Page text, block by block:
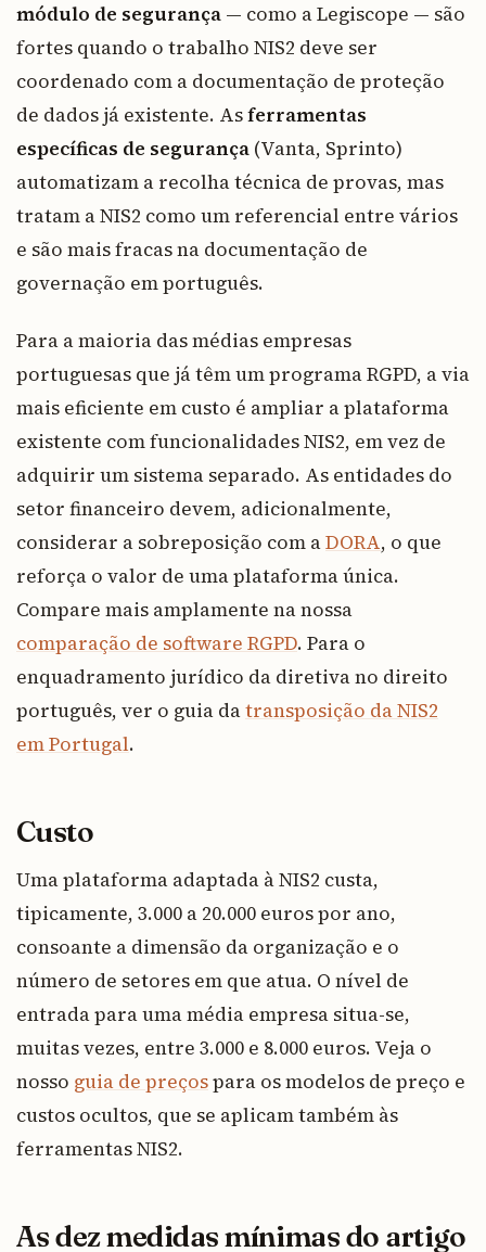
módulo de segurança — como a Legiscope — são
fortes quando o trabalho NIS2 deve ser
coordenado com a documentação de proteção
de dados já existente. Asferramentas
específicas de segurança (Vanta, Sprinto)
automatizam a recolha técnica de provas, mas
tratam a NIS2 como um referencial entre vários
e são mais fracas na documentação de
governação em português.
Para a maioria das médias empresas
portuguesas que já têm um programa RGPD, a via
mais eficiente em custo é ampliar a plataforma
existente com funcionalidades NIS2, em vez de
adquirir um sistema separado. As entidades do
setor financeiro devem, adicionalmente,
considerar a sobreposição com aDORA, o que
reforça o valor de uma plataforma única.
Compare mais amplamente na nossa
comparação de software RGPD. Para o
enquadramento jurídico da diretiva no direito
português, ver o guia datransposição da NIS2
em Portugal.
Custo
Uma plataforma adaptada à NIS2 custa,
tipicamente, 3.000 a 20.000 euros por ano,
consoante a dimensão da organização e o
número de setores em que atua. O nível de
entrada para uma média empresa situa-se,
muitas vezes, entre 3.000 e 8.000 euros. Veja o
nosso guia de preçospara os modelos de preço e
custos ocultos, que se aplicam também às
ferramentas NIS2.
As dez medidas mínimas do artigo